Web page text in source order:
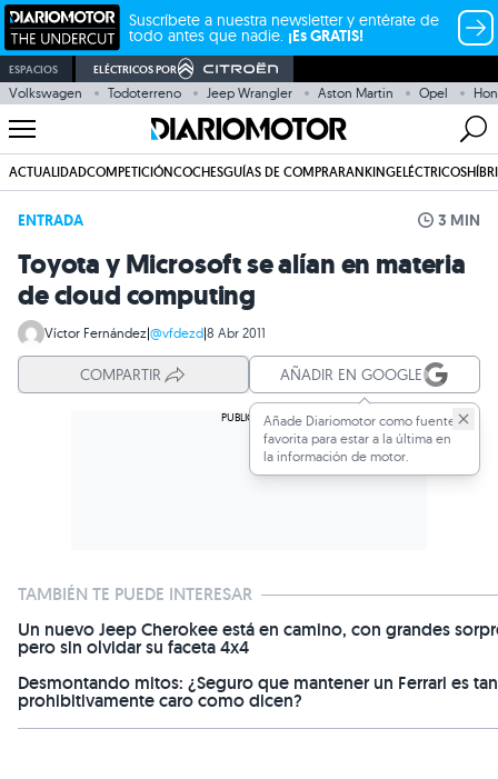
Suscríbete a nuestra newsletter y entérate de
todo antes que nadie. ¡Es GRATIS!
ESPACIOS ELÉCTRICOS POR
Volkswagen Todoterreno Jeep Wrangler Aston Martin Opel
ACTUALIDADCOMPETICIÓNCOCHESGUÍAS DE COMPRARANKINGELÉCTRICOS
ENTRADA 3 MIN
Toyota y Microsoft se alían en materia
de cloud computing
Víctor Fernández|@vfdezd|8 Abr 2011
COMPARTIR AÑADIR EN GOOGLE
Añade Diariomotor como fuente
favorita para estar a la última en
la información de motor.
TAMBIÉN TE PUEDE INTERESAR
Un nuevo Jeep Cherokee está en camino, con grandes
pero sin olvidar su faceta 4x4
Desmontando mitos: ¿Seguro que mantener un Ferrari es tan
prohibitivamente caro como dicen?